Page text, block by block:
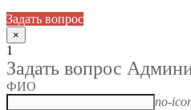
Задать вопрос
×
1
Задать вопрос
ФИО
no-